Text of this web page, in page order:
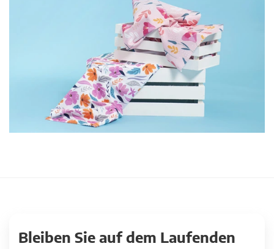
Bleiben Sie auf dem Laufenden